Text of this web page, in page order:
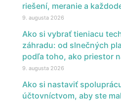
riešení, meranie a
9. augusta 2026
Ako si vybrať tieniacu
záhradu: od slnečných
podľa toho, ako priestor
9. augusta 2026
Ako si nastaviť
účtovníctvom, aby ste